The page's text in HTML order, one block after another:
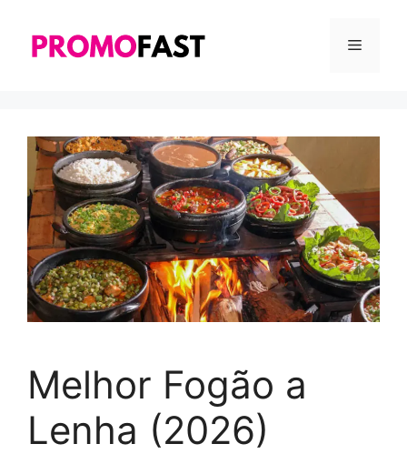
para
MENU
Melhor Fogão a
Lenha (2026)